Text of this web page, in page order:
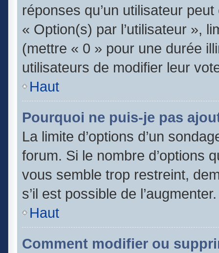
réponses qu’un utilisateur
« Option(s) par l’utilisateur »,
(mettre « 0 » pour une durée
utilisateurs de modifier leur
Haut
Pourquoi ne puis-je pas
La limite d’options d’un
forum. Si le nombre d’options
vous semble trop restreint,
s’il est possible de l’augmenter.
Haut
Comment modifier ou